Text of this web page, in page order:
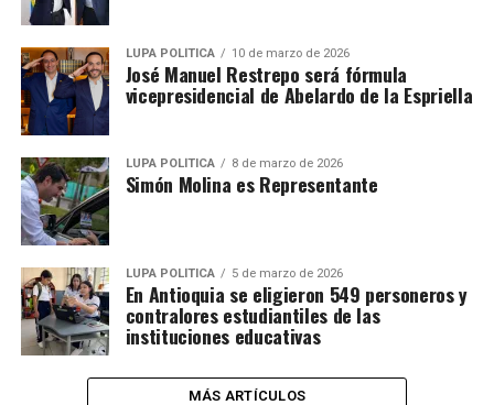
LUPA POLÍTICA 10 de marzo de 2026
José Manuel Restrepo será fórmula
vicepresidencial de Abelardo de la Espriella
LUPA POLÍTICA 8 de marzo de 2026
Simón Molina es Representante
LUPA POLÍTICA 5 de marzo de 2026
En Antioquia se eligieron 549 personeros y
contralores estudiantiles de las
instituciones educativas
MÁS ARTÍCULOS